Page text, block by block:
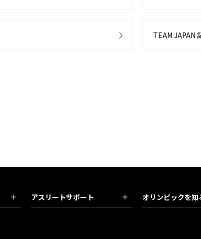
TEAM JAPAN
アスリートサポート オリンピックを知